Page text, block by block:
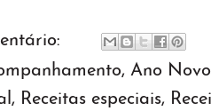
, Ano Novo
, Receitas especiais,